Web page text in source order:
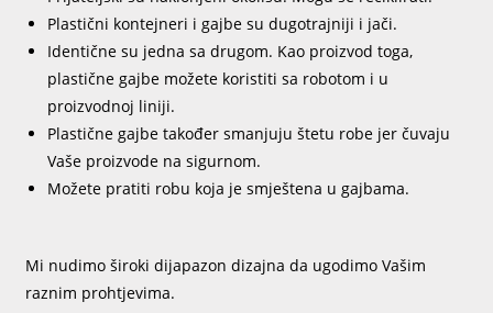
Plastični kontejneri i gajbe su dugotrajniji i jači.
Identične su jedna sa drugom. Kao proizvod toga,
plastične gajbe možete koristiti sa robotom i u
proizvodnoj liniji.
Plastične gajbe također smanjuju štetu robe jer čuvaju
Vaše proizvode na sigurnom.
Možete pratiti robu koja je smještena u gajbama.
Mi nudimo široki dijapazon dizajna da ugodimo Vašim
raznim prohtjevima.